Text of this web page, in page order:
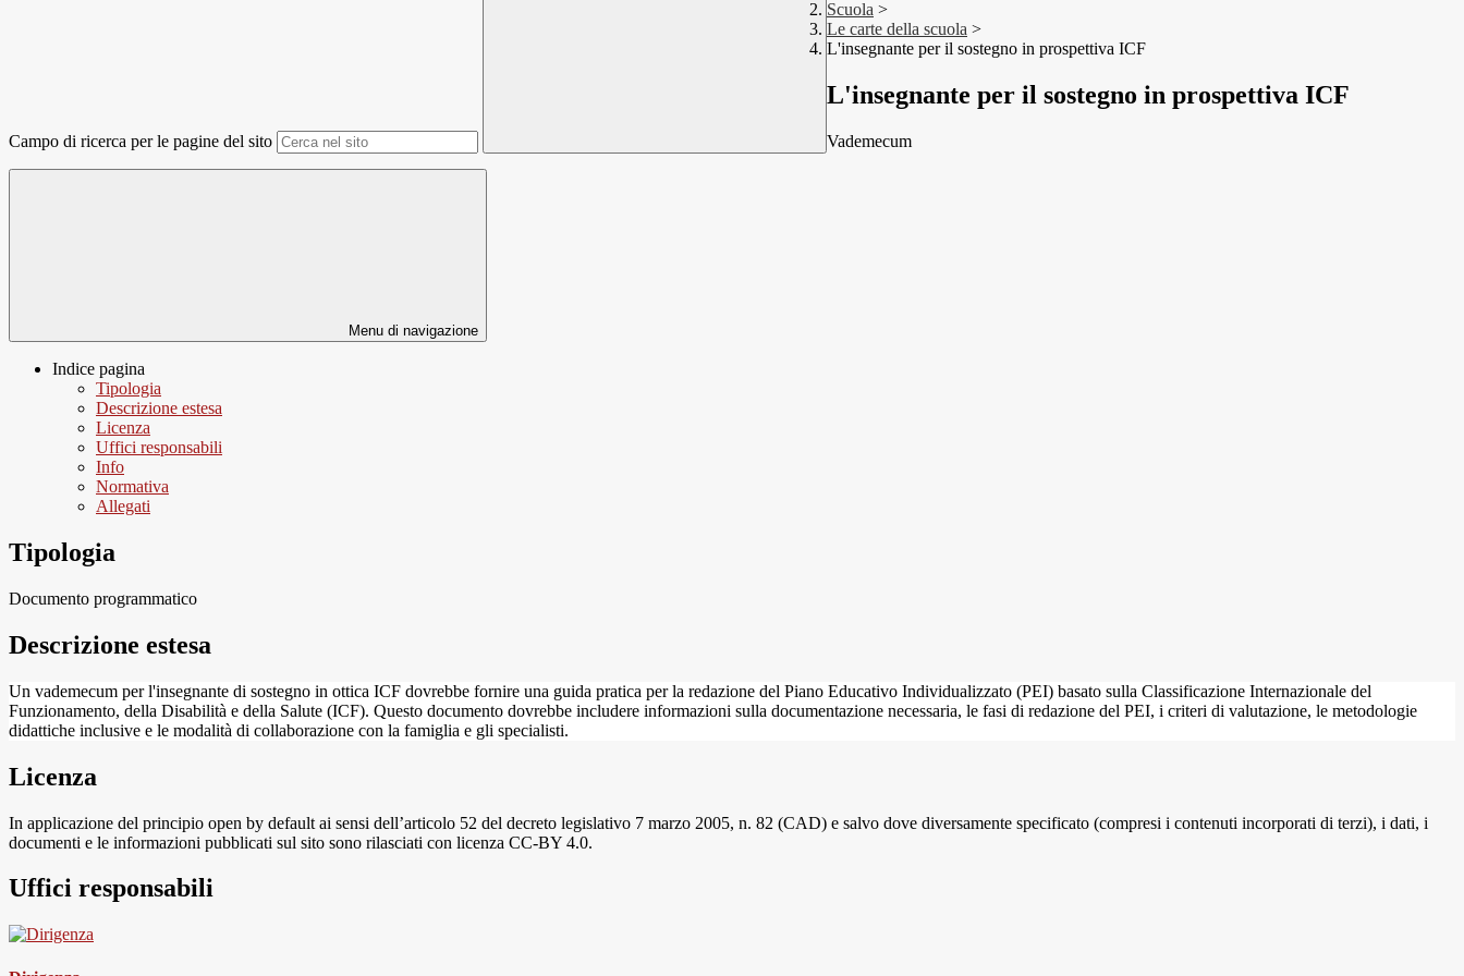
Campo di ricerca per le pagine del sito
Scuola >
Le carte della scuola >
L'insegnante per il sostegno in prospettiva ICF
L'insegnante per il sostegno in prospettiva ICF
Vademecum
Menu di navigazione
Indice pagina
Tipologia
Descrizione estesa
Licenza
Uffici responsabili
Info
Normativa
Allegati
Tipologia
Documento programmatico
Descrizione estesa
Un vademecum per l'insegnante di sostegno in ottica ICF dovrebbe fornire una guida pratica per la redazione del Piano Educativo Individualizzato (PEI) basato sulla Classificazione Internazionale del
Funzionamento, della Disabilità e della Salute (ICF). Questo documento dovrebbe includere informazioni sulla documentazione necessaria, le fasi di redazione del PEI, i criteri di valutazione, le metodologie
didattiche inclusive e le modalità di collaborazione con la famiglia e gli specialisti.
Licenza
In applicazione del principio open by default ai sensi dell’articolo 52 del decreto legislativo 7 marzo 2005, n. 82 (CAD) e salvo dove diversamente specificato (compresi i contenuti incorporati di terzi), i dati, i
documenti e le informazioni pubblicati sul sito sono rilasciati con licenza CC-BY 4.0.
Uffici responsabili